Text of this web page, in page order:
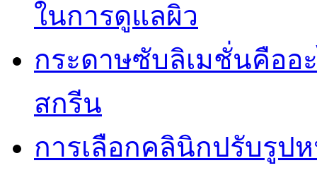
ในการดูแลผิว
กระดาษซับลิเมชั่นคืออ
สกรีน
การเลือกคลินิกปรับรูปห